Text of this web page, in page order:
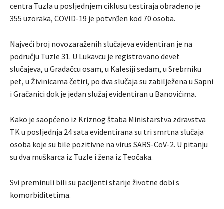
centra Tuzla u posljednjem ciklusu testiraja obrađeno je
355 uzoraka, COVID-19 je potvrđen kod 70 osoba.
Najveći broj novozaraženih slučajeva evidentiran je na
području Tuzle 31. U Lukavcu je registrovano devet
slučajeva, u Gradačcu osam, u Kalesiji sedam, u Srebrniku
pet, u Živinicama četiri, po dva slučaja su zabilježena u Sapni
i Gračanici dok je jedan služaj evidentiran u Banovićima.
Kako je saopćeno iz Kriznog štaba Ministarstva zdravstva
TK u posljednja 24 sata evidentirana su tri smrtna slučaja
osoba koje su bile pozitivne na virus SARS-CoV-2. U pitanju
su dva muškarca iz Tuzle i žena iz Teočaka.
Svi preminuli bili su pacijenti starije životne dobi s
komorbiditetima.